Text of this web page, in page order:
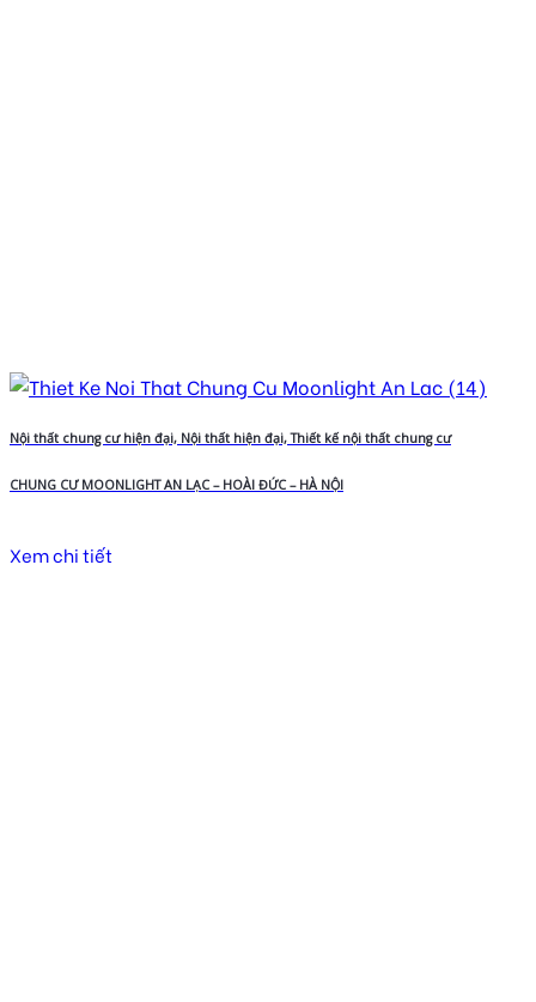
Nội thất chung cư hiện đại, Nội thất hiện đại, Thiết kế nội thất chung cư
CHUNG CƯ MOONLIGHT AN LẠC – HOÀI ĐỨC – HÀ NỘI
Xem chi tiết